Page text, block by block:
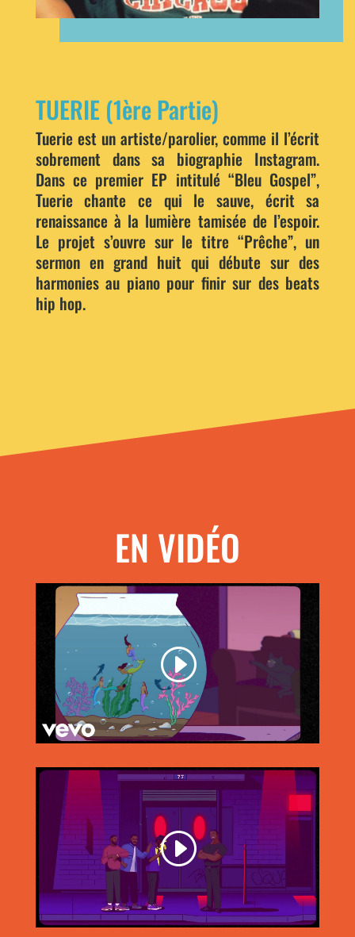
TUERIE (1ère Partie)
Tuerie est un artiste/parolier, comme il l’écrit
sobrement dans sa biographie Instagram.
Dans ce premier EP intitulé “Bleu Gospel”,
Tuerie chante ce qui le sauve, écrit sa
renaissance à la lumière tamisée de l’espoir.
Le projet s’ouvre sur le titre “Prêche”, un
sermon en grand huit qui débute sur des
harmonies au piano pour finir sur des beats
hip hop.
EN VIDÉO